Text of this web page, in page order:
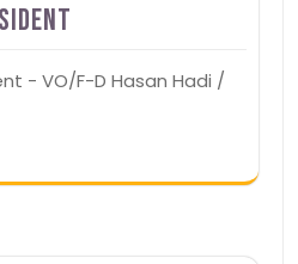
- VO/F-D Hasan Hadi /